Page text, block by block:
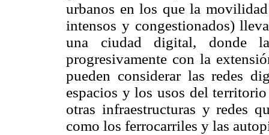
urbanos en los que la
intensos y congestionados)
una ciudad digital, donde
progresivamente con la
pueden considerar las redes
espacios y los usos del
otras infraestructuras y redes
como los ferrocarriles y las